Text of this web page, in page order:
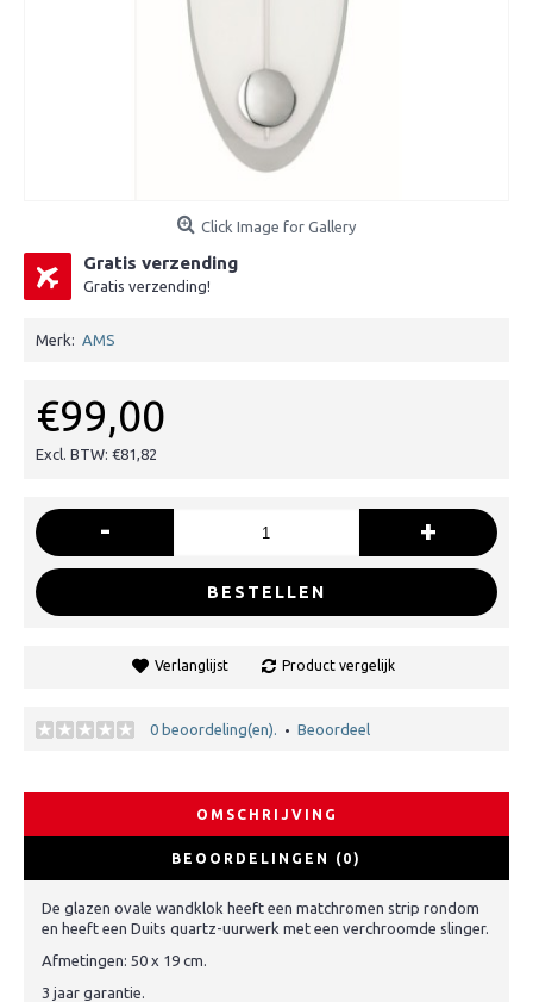
Click Image for Gallery
Gratis verzending
Gratis verzending!
Merk: AMS
€99,00
Excl. BTW: €81,82
- +
BESTELLEN
Verlanglijst Product vergelijk
0 beoordeling(en). • Beoordeel
OMSCHRIJVING
BEOORDELINGEN (0)
De glazen ovale wandklok heeft een matchromen strip rondom
en heeft een Duits quartz-uurwerk met een verchroomde slinger.
Afmetingen: 50 x 19 cm.
3 jaar garantie.